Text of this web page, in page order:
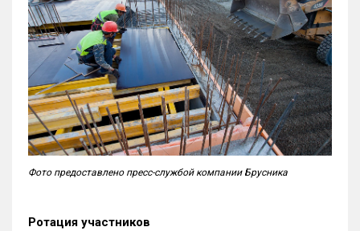
Фото предоставлено пресс-службой компании Брусника
Ротация участников